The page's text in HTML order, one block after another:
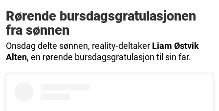
Rørende bursdagsgratulasjonen
fra sønnen
Onsdag delte sønnen, reality-deltaker Liam Østvik
Alten, en rørende bursdagsgratulasjon til sin far.